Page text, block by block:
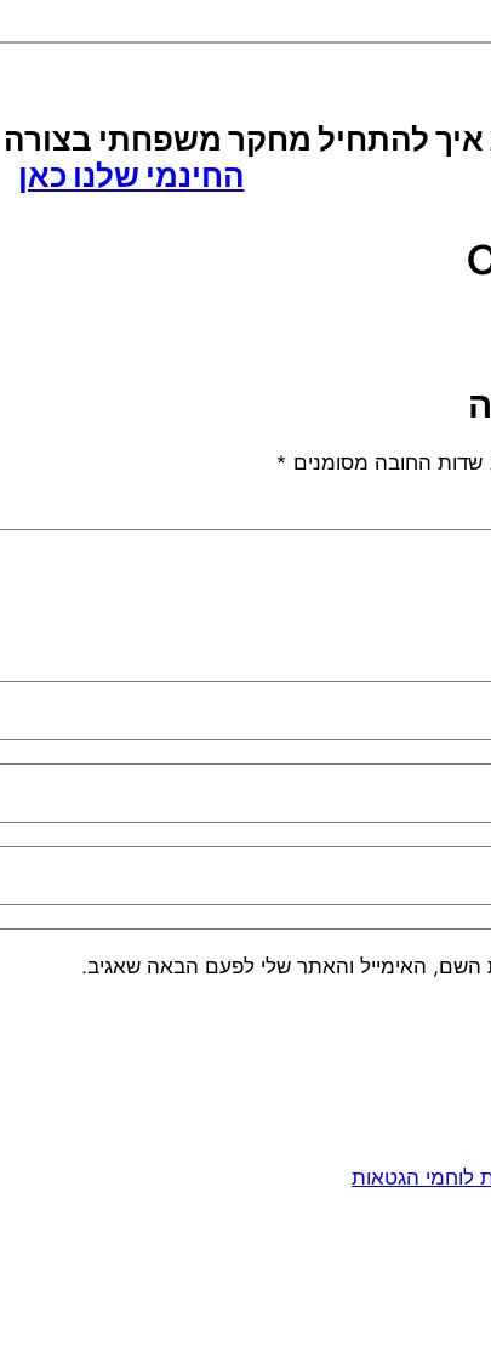
איך להתחיל מחקר משפחתי
החינמי שלנו כאן
שדות החובה מסומנים *
השם, האימייל והאתר שלי לפעם הבאה שאגיב.
לוחמי הגטאות